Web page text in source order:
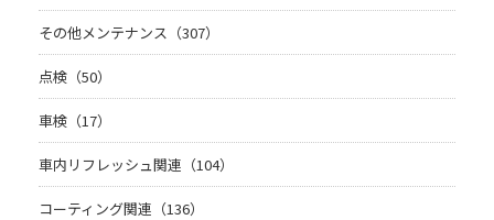
その他メンテナンス（307）
点検（50）
車検（17）
車内リフレッシュ関連（104）
コーティング関連（136）